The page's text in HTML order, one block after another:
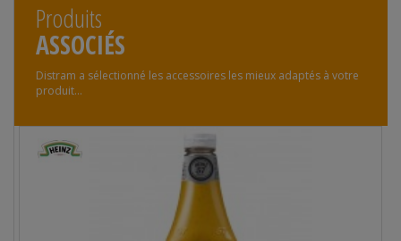
Produits
ASSOCIÉS
Distram a sélectionné les accessoires les mieux adaptés à votre
produit...